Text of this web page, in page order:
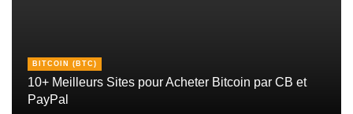
BITCOIN (BTC)
10+ Meilleurs Sites pour Acheter Bitcoin par CB et
PayPal